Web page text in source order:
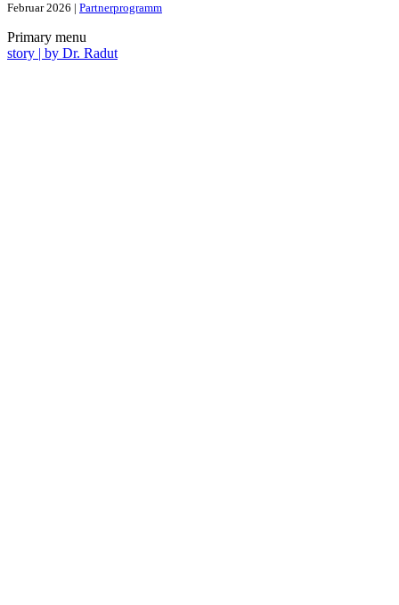
Februar 2026 | Partnerprogramm
Primary menu
story | by Dr. Radut